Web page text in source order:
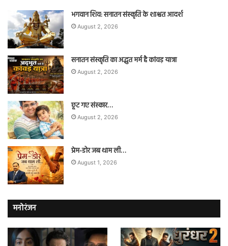
भगवान शिव: सनातन संस्कृति के शाश्वत आदर्श
August 2, 2026
सनातन संस्कृति का अद्भुत मर्म है कांवड़ यात्रा
August 2, 2026
छूट गए संस्कार…
August 2, 2026
प्रेम-डोर जब थाम ली…
August 1, 2026
मनोरंजन